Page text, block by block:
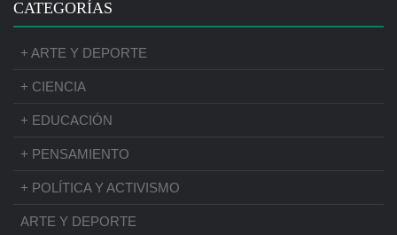
CATEGORÍAS
+ ARTE Y DEPORTE
+ CIENCIA
+ EDUCACIÓN
+ PENSAMIENTO
+ POLÍTICA Y ACTIVISMO
ARTE Y DEPORTE